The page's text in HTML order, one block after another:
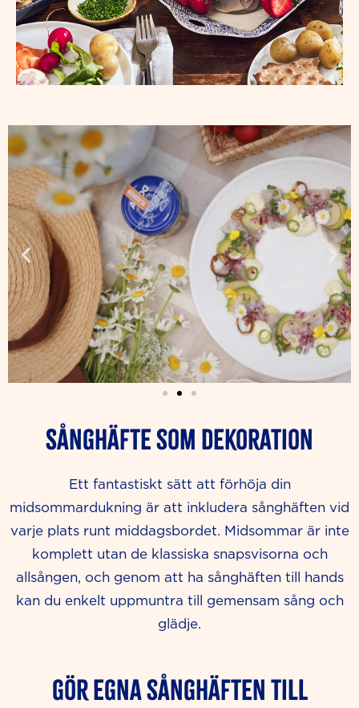
Sånghäfte som dekoration
Ett fantastiskt sätt att förhöja din
midsommardukning är att inkludera sånghäften vid
varje plats runt middagsbordet. Midsommar är inte
komplett utan de klassiska snapsvisorna och
allsången, och genom att ha sånghäften till hands
kan du enkelt uppmuntra till gemensam sång och
glädje.
Gör egna sånghäften till